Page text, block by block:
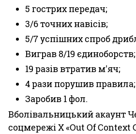
5 гострих передач;
3/6 точних навісів;
5/7 успішних спроб
Виграв 8/19 єдиноборств;
19 разів втратив м'яч;
4 рази порушив правила;
Заробив 1 фол.
Вболівальницький акаунт
соцмережі Х «Out Of Context